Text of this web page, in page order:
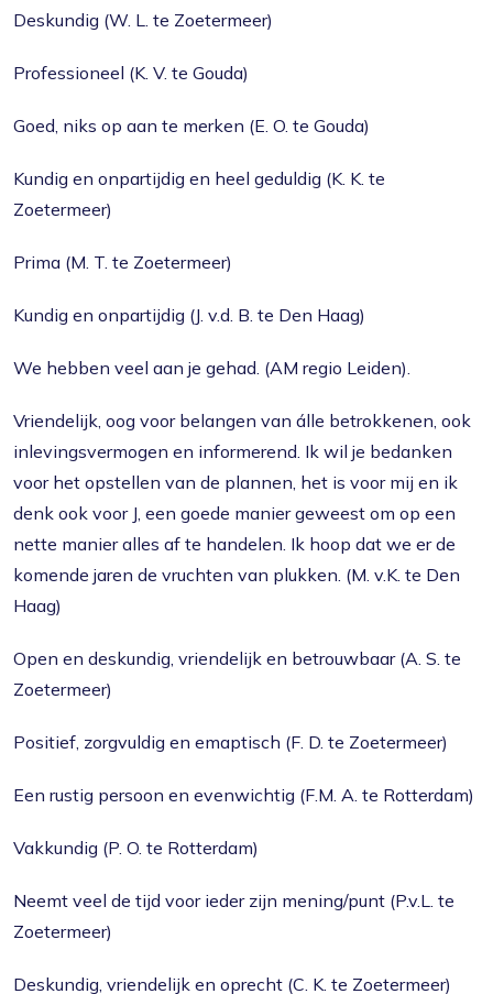
Deskundig (W. L. te Zoetermeer)
Professioneel (K. V. te Gouda)
Goed, niks op aan te merken (E. O. te Gouda)
Kundig en onpartijdig en heel geduldig (K. K. te
Zoetermeer)
Prima (M. T. te Zoetermeer)
Kundig en onpartijdig (J. v.d. B. te Den Haag)
We hebben veel aan je gehad. (AM regio Leiden).
Vriendelijk, oog voor belangen van álle betrokkenen, ook
inlevingsvermogen en informerend. Ik wil je bedanken
voor het opstellen van de plannen, het is voor mij en ik
denk ook voor J, een goede manier geweest om op een
nette manier alles af te handelen. Ik hoop dat we er de
komende jaren de vruchten van plukken. (M. v.K. te Den
Haag)
Open en deskundig, vriendelijk en betrouwbaar (A. S. te
Zoetermeer)
Positief, zorgvuldig en emaptisch (F. D. te Zoetermeer)
Een rustig persoon en evenwichtig (F.M. A. te Rotterdam)
Vakkundig (P. O. te Rotterdam)
Neemt veel de tijd voor ieder zijn mening/punt (P.v.L. te
Zoetermeer)
Deskundig, vriendelijk en oprecht (C. K. te Zoetermeer)